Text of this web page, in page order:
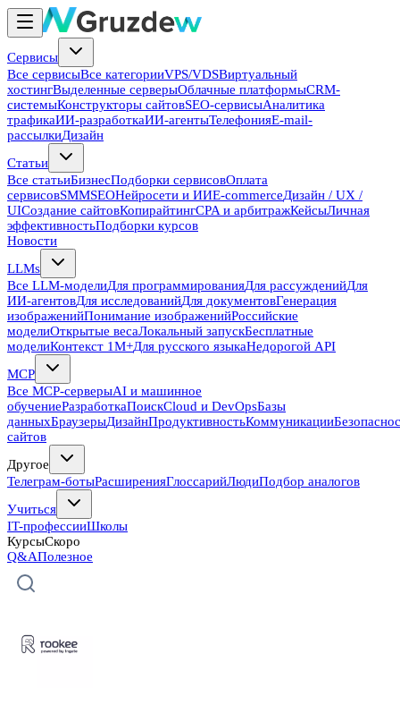
Сервисы
Все сервисыВсе категорииVPS/VDSВиртуальный
хостингВыделенные серверыОблачные платформыCRM-
системыКонструкторы сайтовSEO-сервисыАналитика
трафикаИИ-разработкаИИ-агентыТелефонияE-mail-
рассылкиДизайн
Статьи
Все статьиБизнесПодборки сервисовОплата
сервисовSMMSEOНейросети и ИИE-commerceДизайн / UX /
UIСоздание сайтовКопирайтингCPA и арбитражКейсыЛичная
эффективностьПодборки курсов
Новости
LLMs
Все LLM-моделиДля программированияДля рассужденийДля
ИИ-агентовДля исследованийДля документовГенерация
изображенийПонимание изображенийРоссийские
моделиОткрытые весаЛокальный запускБесплатные
моделиКонтекст 1M+Для русского языкаНедорогой API
MCP
Все MCP-серверыAI и машинное
обучениеРазработкаПоискCloud и DevOpsБазы
данныхБраузерыДизайнПродуктивностьКоммуникации
сайтов
Другое
Телеграм-ботыРасширенияГлоссарийЛюдиПодбор аналогов
Учиться
IT-профессииШколы
КурсыСкоро
Q&AПолезное